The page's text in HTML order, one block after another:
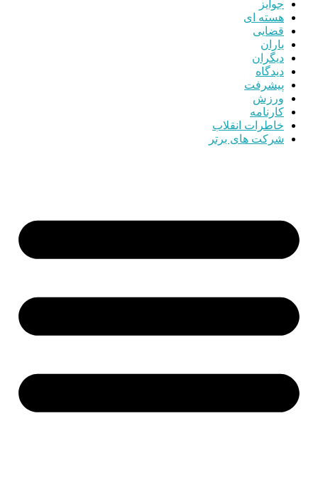
جوایز
هسته ای
قضایی
یاران
دیگران
دیدگاه
پیشرفت
ورزش
کارنامه
خاطرات انقلاب
شرکت های برتر